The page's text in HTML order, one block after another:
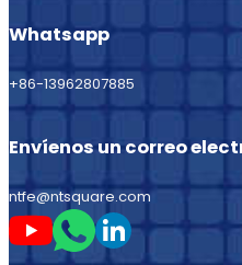
Whatsapp
+86-13962807885
Envíenos un correo
ntfe@ntsquare.com
Sígame en Youtube
Sígueme en Whatsapp
Sígame en